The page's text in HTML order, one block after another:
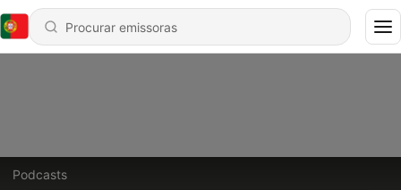
Podcasts